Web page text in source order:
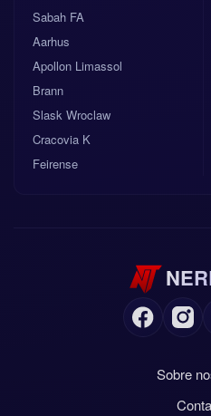
Sabah FA
Aarhus
Apollon Limassol
Brann
Slask Wroclaw
Cracovia K
Feirense
Sobre